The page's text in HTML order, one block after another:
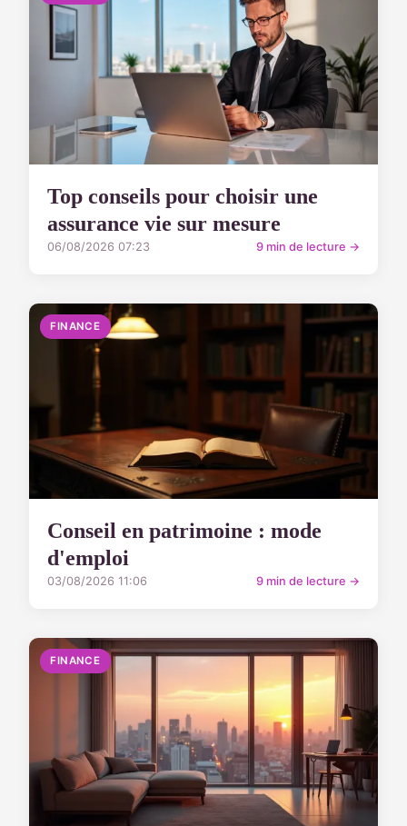
Top conseils pour choisir une
assurance vie sur mesure
06/08/2026 07:23 9 min de lecture →
FINANCE
Conseil en patrimoine : mode
d'emploi
03/08/2026 11:06 9 min de lecture →
FINANCE